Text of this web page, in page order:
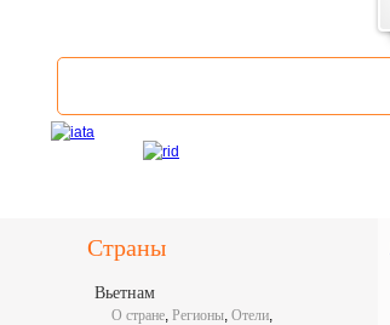
Страны
Вьетнам
О стране, Регионы, Отели,